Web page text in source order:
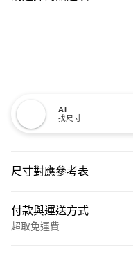
AI
找尺寸
尺寸對應參考表
付款與運送方式
超取免運費